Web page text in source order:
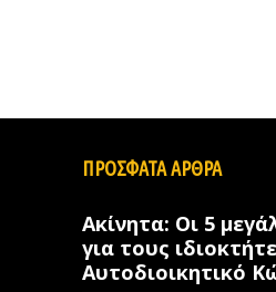
ΠΡΟΣΦΑΤΑ ΑΡΘΡΑ
Ακίνητα: Οι 5
για τους
Αυτοδιοικητικό